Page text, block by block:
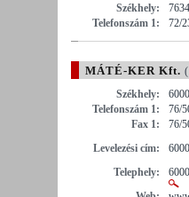
Székhely:
Telefonszám 1:
72/
MÁTÉ-KER Kft.
Székhely:
Telefonszám 1:
76/
Fax 1:
76/
Levelezési cím:
Telephely: